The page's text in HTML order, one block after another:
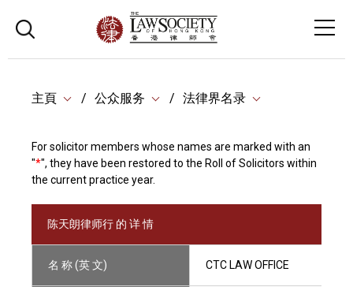
主頁 公众服务 法律界名录
For solicitor members whose names are marked with an
"*", they have been restored to the Roll of Solicitors within
the current practice year.
陈天朗律师行 的 详 情
名 称 (英 文) CTC LAW OFFICE